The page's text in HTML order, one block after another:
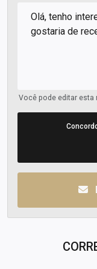
Você pode editar esta